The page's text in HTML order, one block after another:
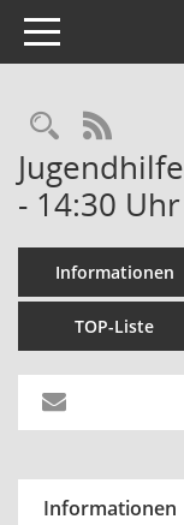
Toggle navigation
RSS-
- 14:30 Uhr
Informationen
TOP-Liste
Informationen